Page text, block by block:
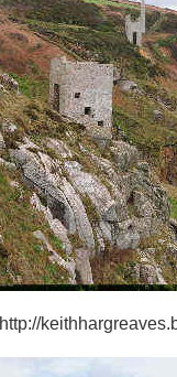
http://